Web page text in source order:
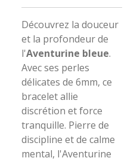
​Découvrez la douceur
et la profondeur de
l'Aventurine bleue.
Avec ses perles
délicates de 6mm, ce
bracelet allie
discrétion et force
tranquille. Pierre de
discipline et de calme
mental, l'Aventurine